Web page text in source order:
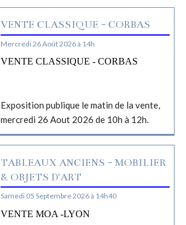
VENTE CLASSIQUE - CORBAS
Mercredi 26 Août 2026 à 14h
VENTE CLASSIQUE - CORBAS
Exposition publique le matin de la vente,
mercredi 26 Aout 2026 de 10h à 12h.
TABLEAUX ANCIENS - MOBILIER
& OBJETS D'ART
Samedi 05 Septembre 2026 à 14h40
VENTE MOA -LYON